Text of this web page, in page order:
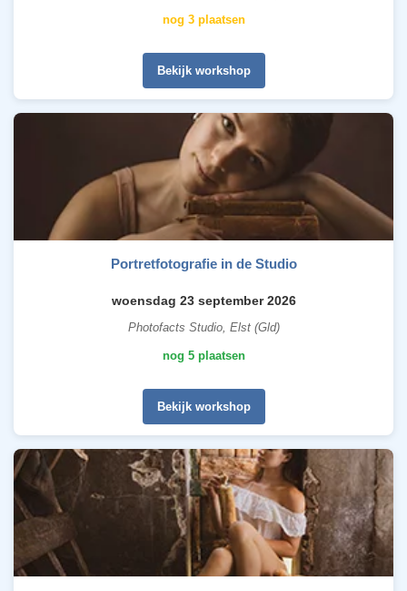
nog 3 plaatsen
Bekijk workshop
Portretfotografie in de Studio
woensdag 23 september 2026
Photofacts Studio, Elst (Gld)
nog 5 plaatsen
Bekijk workshop